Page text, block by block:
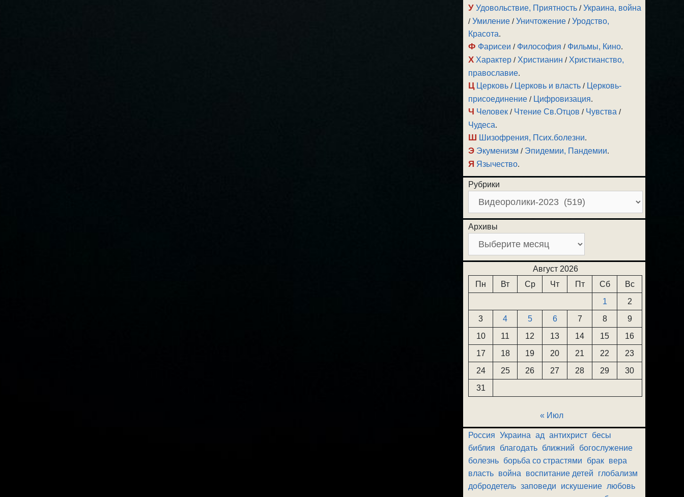
У Удовольствие, Приятность /Украина, война
/Умиление /Уничтожение /Уродство,
Красота.
Ф Фарисеи / Философия / Фильмы, Кино.
Х Характер / Христианин / Христианство,
православие.
Ц Церковь / Церковь и власть / Церковь-
присоединение / Цифровизация.
Ч Человек / Чтение Св.Отцов / Чувства /
Чудеса.
Ш Шизофрения, Псих.болезни.
Э Экуменизм / Эпидемии, Пандемии.
Я Язычество.
Рубрики
Архивы
Август 2026
Пн
Вт Ср Чт Пт Сб
Вс
1
2
3
4 5 6 7 8
9
10
11 12 13 14 15
16
17
18 19 20 21 22
23
24
25 26 27 28 29
30
31
« Июл
Россия Украина ад антихрист бесы
библия
благодать ближний
богослужение
болезнь борьба со страстями брак вера
власть война воспитание детей
глобализм
добродетель заповеди искушение любовь